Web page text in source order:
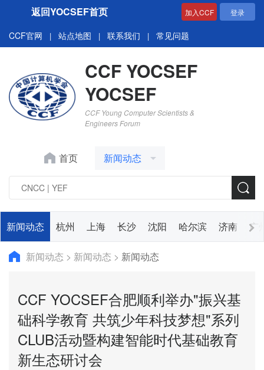
返回YOCSEF首页 加入CCF 登录
CCF官网 | 站点地图 | 联系我们 | 常见问题
CCF YOCSEF
YOCSEF
CCF Young Computer Scientists &
Engineers Forum
首页 新闻动态
新闻动态 杭州 上海 长沙 沈阳 哈尔滨 济南 广
新闻动态 > 新闻动态 > 新闻动态
CCF YOCSEF合肥顺利举办"振兴基
础科学教育 共筑少年科技梦想"系列
CLUB活动暨构建智能时代基础教育
新生态研讨会